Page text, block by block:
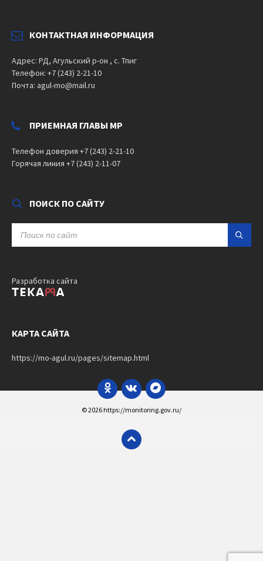
КОНТАКТНАЯ ИНФОРМАЦИЯ
Адрес: РД, Агульский р-он , с. Тпиг
Телефон: +7 (243) 2-21-10
Почта: agul-mo@mail.ru
ПРИЕМНАЯ ГЛАВЫ МР
Телефон доверия +7 (243) 2-21-10
Горячая линия +7 (243) 2-11-07
ПОИСК ПО САЙТУ
Разработка сайта
КАРТА САЙТА
https://mo-agul.ru/pages/sitemap.html
Odnoklassniki
VK Bandcamp
© 2026 https://monitoring.gov.ru/